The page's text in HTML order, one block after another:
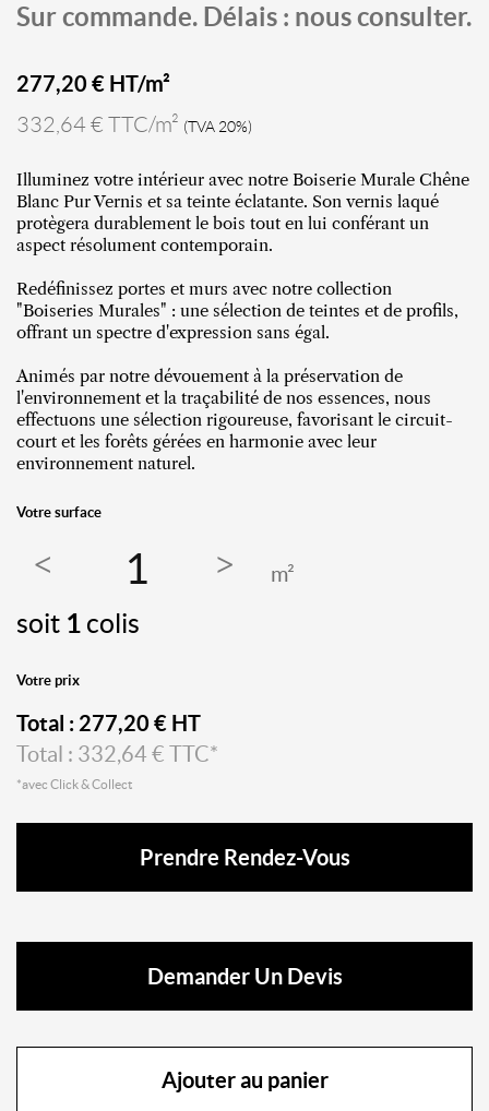
Sur commande. Délais : nous consulter.
277,20 € HT/m²
332,64 € TTC/m² (TVA 20%)
Illuminez votre intérieur avec notre Boiserie Murale Chêne
Blanc Pur Vernis et sa teinte éclatante. Son vernis laqué
protègera durablement le bois tout en lui conférant un
aspect résolument contemporain.
Redéfinissez portes et murs avec notre collection
"Boiseries Murales" : une sélection de teintes et de profils,
offrant un spectre d'expression sans égal.
Animés par notre dévouement à la préservation de
l'environnement et la traçabilité de nos essences, nous
effectuons une sélection rigoureuse, favorisant le circuit-
court et les forêts gérées en harmonie avec leur
environnement naturel.
Votre surface
m²
soit 1 colis
Votre prix
Total : 277,20 € HT
Total : 332,64 € TTC*
*avec Click & Collect
Prendre Rendez-Vous
Demander Un Devis
Ajouter au panier